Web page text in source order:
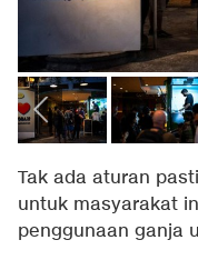
Tak ada aturan
untuk masyarakat
penggunaan ganja